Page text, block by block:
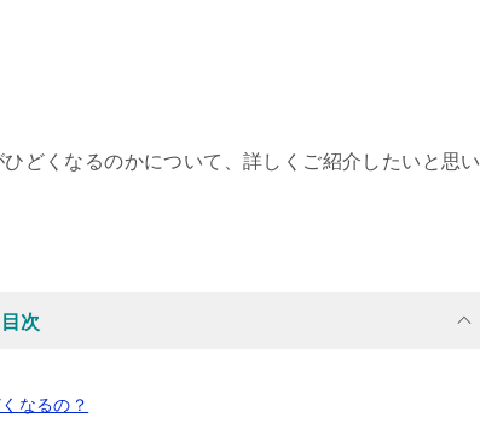
どくなるのかについて、詳しくご紹介したいと思い
目次
なるの？